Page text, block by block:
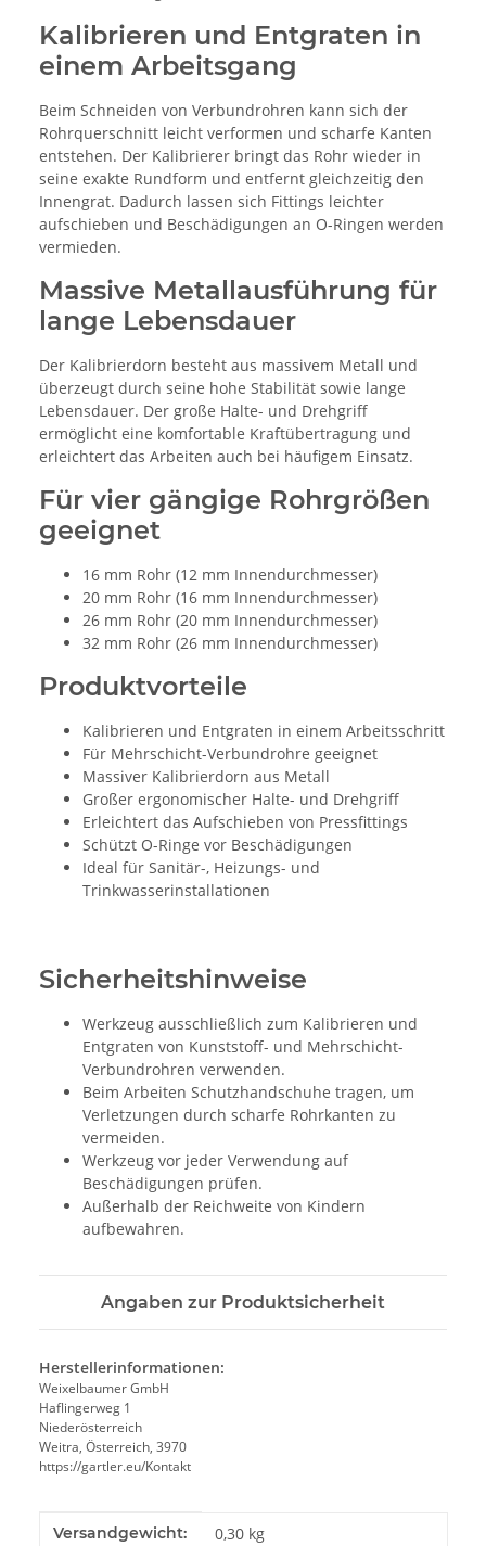
Kalibrieren und Entgraten in
einem Arbeitsgang
Beim Schneiden von Verbundrohren kann sich der
Rohrquerschnitt leicht verformen und scharfe Kanten
entstehen. Der Kalibrierer bringt das Rohr wieder in
seine exakte Rundform und entfernt gleichzeitig den
Innengrat. Dadurch lassen sich Fittings leichter
aufschieben und Beschädigungen an O-Ringen werden
vermieden.
Massive Metallausführung für
lange Lebensdauer
Der Kalibrierdorn besteht aus massivem Metall und
überzeugt durch seine hohe Stabilität sowie lange
Lebensdauer. Der große Halte- und Drehgriff
ermöglicht eine komfortable Kraftübertragung und
erleichtert das Arbeiten auch bei häufigem Einsatz.
Für vier gängige Rohrgrößen
geeignet
16 mm Rohr (12 mm Innendurchmesser)
20 mm Rohr (16 mm Innendurchmesser)
26 mm Rohr (20 mm Innendurchmesser)
32 mm Rohr (26 mm Innendurchmesser)
Produktvorteile
Kalibrieren und Entgraten in einem Arbeitsschritt
Für Mehrschicht-Verbundrohre geeignet
Massiver Kalibrierdorn aus Metall
Großer ergonomischer Halte- und Drehgriff
Erleichtert das Aufschieben von Pressfittings
Schützt O-Ringe vor Beschädigungen
Ideal für Sanitär-, Heizungs- und
Trinkwasserinstallationen
Sicherheitshinweise
Werkzeug ausschließlich zum Kalibrieren und
Entgraten von Kunststoff- und Mehrschicht-
Verbundrohren verwenden.
Beim Arbeiten Schutzhandschuhe tragen, um
Verletzungen durch scharfe Rohrkanten zu
vermeiden.
Werkzeug vor jeder Verwendung auf
Beschädigungen prüfen.
Außerhalb der Reichweite von Kindern
aufbewahren.
Angaben zur Produktsicherheit
Herstellerinformationen:
Weixelbaumer GmbH
Haflingerweg 1
Niederösterreich
Weitra, Österreich, 3970
https://gartler.eu/Kontakt
Produkteigenschaft
Wert
Versandgewicht: 0,30 kg